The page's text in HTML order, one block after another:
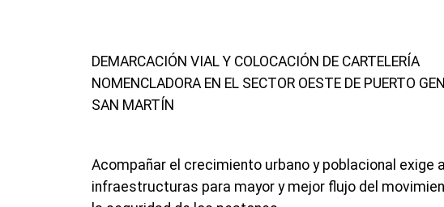
DEMARCACIÓN VIAL Y COLOCACIÓN DE CARTELERÍA
NOMENCLADORA EN EL SECTOR OESTE DE PUERTO
SAN MARTÍN
Acompañar el crecimiento urbano y poblacional exige
infraestructuras para mayor y mejor flujo del